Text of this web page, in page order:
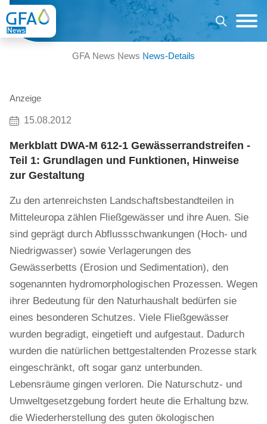
GFA News News News-Details
Anzeige
15.08.2012
Merkblatt DWA-M 612-1 Gewässerrandstreifen -
Teil 1: Grundlagen und Funktionen, Hinweise
zur Gestaltung
Zu den artenreichsten Landschaftsbestandteilen in
Mitteleuropa zählen Fließgewässer und ihre Auen. Sie
sind geprägt durch Abflussschwankungen (Hoch- und
Niedrigwasser) sowie Verlagerungen des
Gewässerbetts (Erosion und Sedimentation), den
sogenannten hydromorphologischen Prozessen. Wegen
ihrer Bedeutung für den Naturhaushalt bedürfen sie
eines besonderen Schutzes. Viele Fließgewässer
wurden begradigt, eingetieft und aufgestaut. Dadurch
wurden die natürlichen bettgestaltenden Prozesse stark
eingeschränkt, oft sogar ganz unterbunden.
Lebensräume gingen verloren. Die Naturschutz- und
Umweltgesetzgebung fordert heute die Erhaltung bzw.
die Wiederherstellung des guten ökologischen